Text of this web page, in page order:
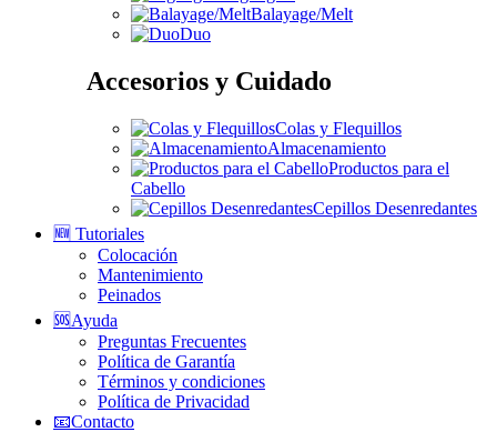
Balayage/Melt
Duo
Accesorios y Cuidado
Colas y Flequillos
Almacenamiento
Productos para el
Cabello
Cepillos Desenredantes
🆕 Tutoriales
Colocación
Mantenimiento
Peinados
🆘Ayuda
Preguntas Frecuentes
Política de Garantía
Términos y condiciones
Política de Privacidad
📧Contacto